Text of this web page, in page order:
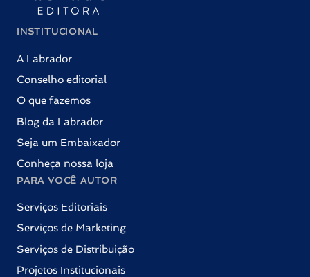
INSTITUCIONAL
A Labrador
Conselho editorial
O que fazemos
Blog da Labrador
Seja um Embaixador
Conheça nossa loja
PARA VOCÊ AUTOR
Serviços Editoriais
Serviços de Marketing
Serviços de Distribuição
Projetos Institucionais